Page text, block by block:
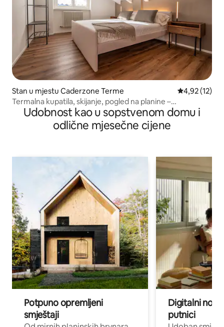
Stan u mjestu Caderzone Terme prosječna
4,92 (12)
Termalna kupatila, skijanje, pogled na planine –
Rododendro
Udobnost kao u sopstvenom domu i
odlične mjesečne cijene
Potpuno opremljeni
smještaji
Digitalni
putnici